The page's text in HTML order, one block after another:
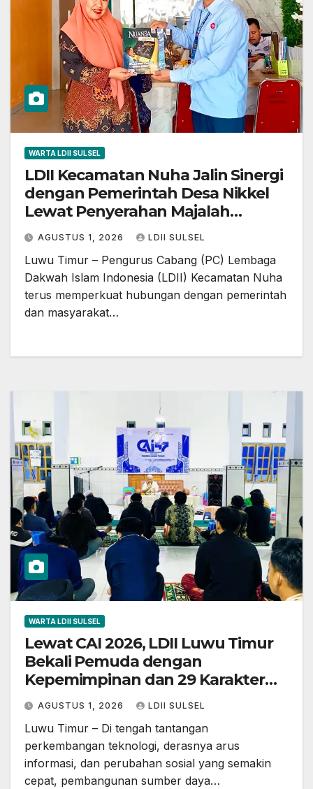
WARTA LDII SULSEL
LDII Kecamatan Nuha Jalin Sinergi
dengan Pemerintah Desa Nikkel
Lewat Penyerahan Majalah
Nuansa
AGUSTUS 1, 2026 LDII SULSEL
Luwu Timur – Pengurus Cabang (PC) Lembaga
Dakwah Islam Indonesia (LDII) Kecamatan Nuha
terus memperkuat hubungan dengan pemerintah
dan masyarakat…
WARTA LDII SULSEL
Lewat CAI 2026, LDII Luwu Timur
Bekali Pemuda dengan
Kepemimpinan dan 29 Karakter
Luhur
AGUSTUS 1, 2026 LDII SULSEL
Luwu Timur – Di tengah tantangan
perkembangan teknologi, derasnya arus
informasi, dan perubahan sosial yang semakin
cepat, pembangunan sumber daya…